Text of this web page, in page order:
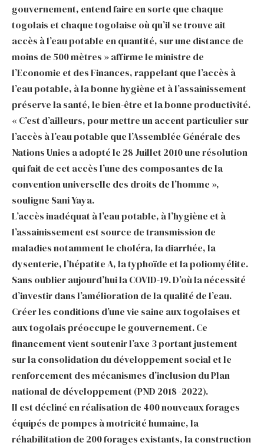
gouvernement, entend faire en sorte que chaque
togolais et chaque togolaise où qu’il se trouve ait
accès à l’eau potable en quantité, sur une distance de
moins de 500 mètres » affirme le ministre de
l’Economie et des Finances, rappelant que l’accès à
l’eau potable, à la bonne hygiène et à l’assainissement
préserve la santé, le bien-être et la bonne productivité.
« C’est d’ailleurs, pour mettre un accent particulier sur
l’accès à l’eau potable que l’Assemblée Générale des
Nations Unies a adopté le 28 Juillet 2010 une résolution
qui fait de cet accès l’une des composantes de la
convention universelle des droits de l’homme »,
souligne Sani Yaya.
L’accès inadéquat à l’eau potable, à l’hygiène et à
l’assainissement est source de transmission de
maladies notamment le choléra, la diarrhée, la
dysenterie, l’hépatite A, la typhoïde et la poliomyélite.
Sans oublier aujourd’hui la COVID-19. D’où la nécessité
d’investir dans l’amélioration de la qualité de l’eau.
Créer les conditions d’une vie saine aux togolaises et
aux togolais préoccupe le gouvernement. Ce
financement vient soutenir l’axe 3 portant justement
sur la consolidation du développement social et le
renforcement des mécanismes d’inclusion du Plan
national de développement (PND 2018 -2022).
Il est décliné en réalisation de 400 nouveaux forages
équipés de pompes à motricité humaine, la
réhabilitation de 200 forages existants, la construction